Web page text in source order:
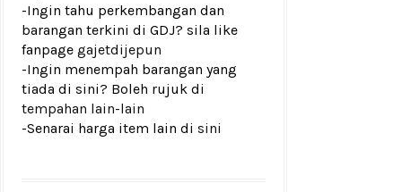
-Ingin tahu perkembangan dan
barangan terkini di GDJ? sila like
fanpage gajetdijepun
-Ingin menempah barangan yang
tiada di sini? Boleh rujuk di
tempahan lain-lain
-Senarai harga item lain di sini